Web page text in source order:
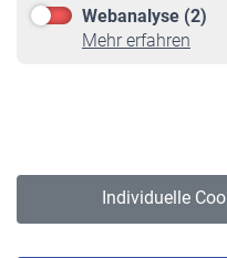
Webanalyse (2)
Mehr erfahren
Individuelle
Online-Rechner
VBLnewsletter
Erklärung zur Barrierefreiheit